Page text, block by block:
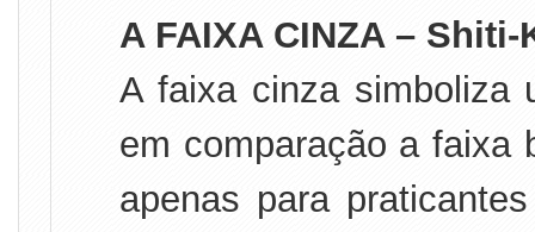
A FAIXA CINZA – Shiti-
A faixa cinza simboliza
em comparação a faixa
apenas para